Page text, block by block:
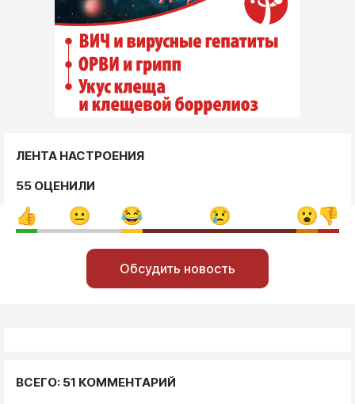
ЛЕНТА НАСТРОЕНИЯ
55 ОЦЕНИЛИ
Обсудить новость
ВСЕГО: 51 КОММЕНТАРИЙ